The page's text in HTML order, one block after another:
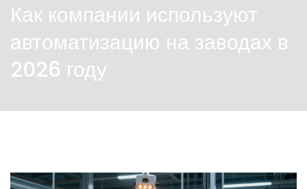
Как компании используют
автоматизацию на заводах в
2026 году